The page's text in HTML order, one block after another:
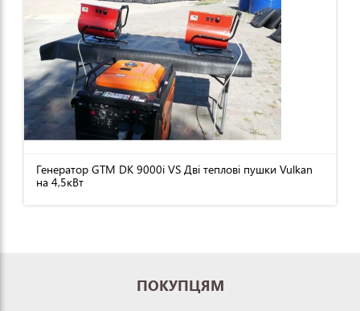
Генератор GTM DK 9000i VS Дві теплові пушки Vulkan
на 4,5кВт
ПОКУПЦЯМ